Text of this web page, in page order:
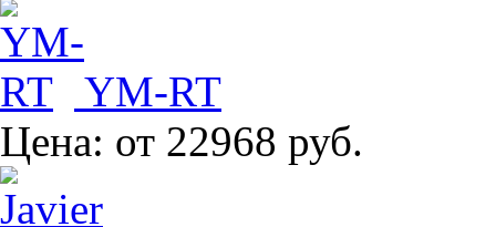
YM-RT
Цена: от 22968 руб.